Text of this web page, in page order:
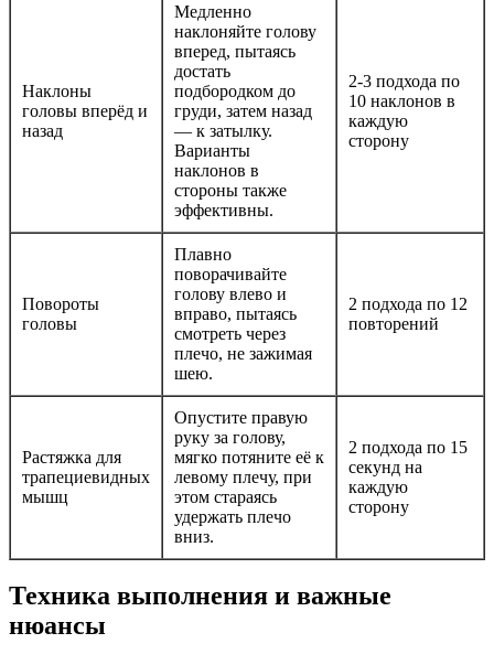
Наклоны
головы вперёд и
назад
Медленно
наклоняйте голову
вперед, пытаясь
достать
подбородком до
груди, затем назад
— к затылку.
Варианты
наклонов в
стороны также
эффективны.
2-3 подхода по
10 наклонов в
каждую
сторону
Повороты
головы
Плавно
поворачивайте
голову влево и
вправо, пытаясь
смотреть через
плечо, не зажимая
шею.
2 подхода по 12
повторений
Растяжка для
трапециевидных
мышц
Опустите правую
руку за голову,
мягко потяните её к
левому плечу, при
этом стараясь
удержать плечо
вниз.
2 подхода по 15
секунд на
каждую
сторону
Техника выполнения и важные
нюансы